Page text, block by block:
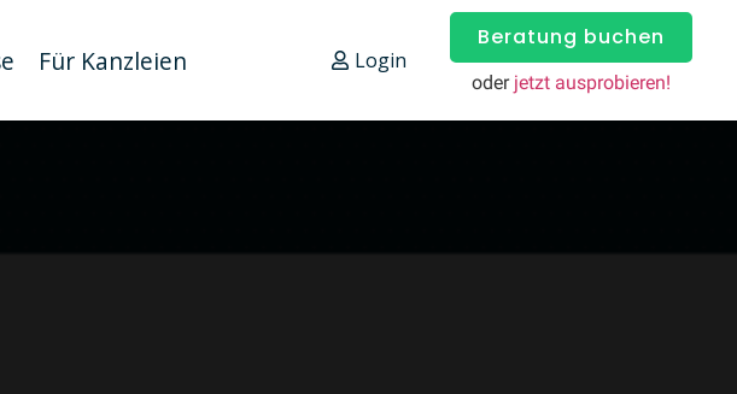
Für Kanzleien Login
Beratung buchen
oder jetzt ausprobieren!